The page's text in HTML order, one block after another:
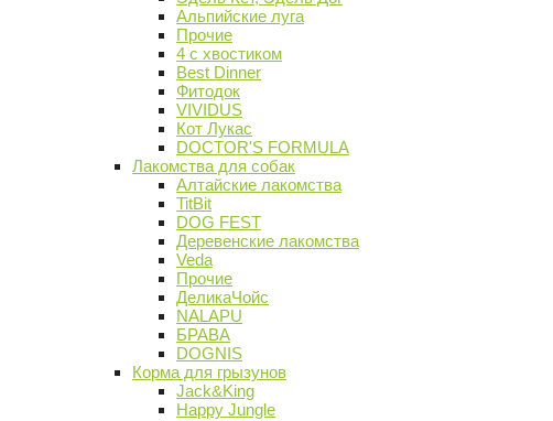
Альпийские луга
Прочие
4 с хвостиком
Best Dinner
Фитодок
VIVIDUS
Кот Лукас
DOCTOR'S FORMULA
Лакомства для собак
Алтайские лакомства
TitBit
DOG FEST
Деревенские лакомства
Veda
Прочие
ДеликаЧойс
NALAPU
БРАВА
DOGNIS
Корма для грызунов
Jack&King
Happy Jungle